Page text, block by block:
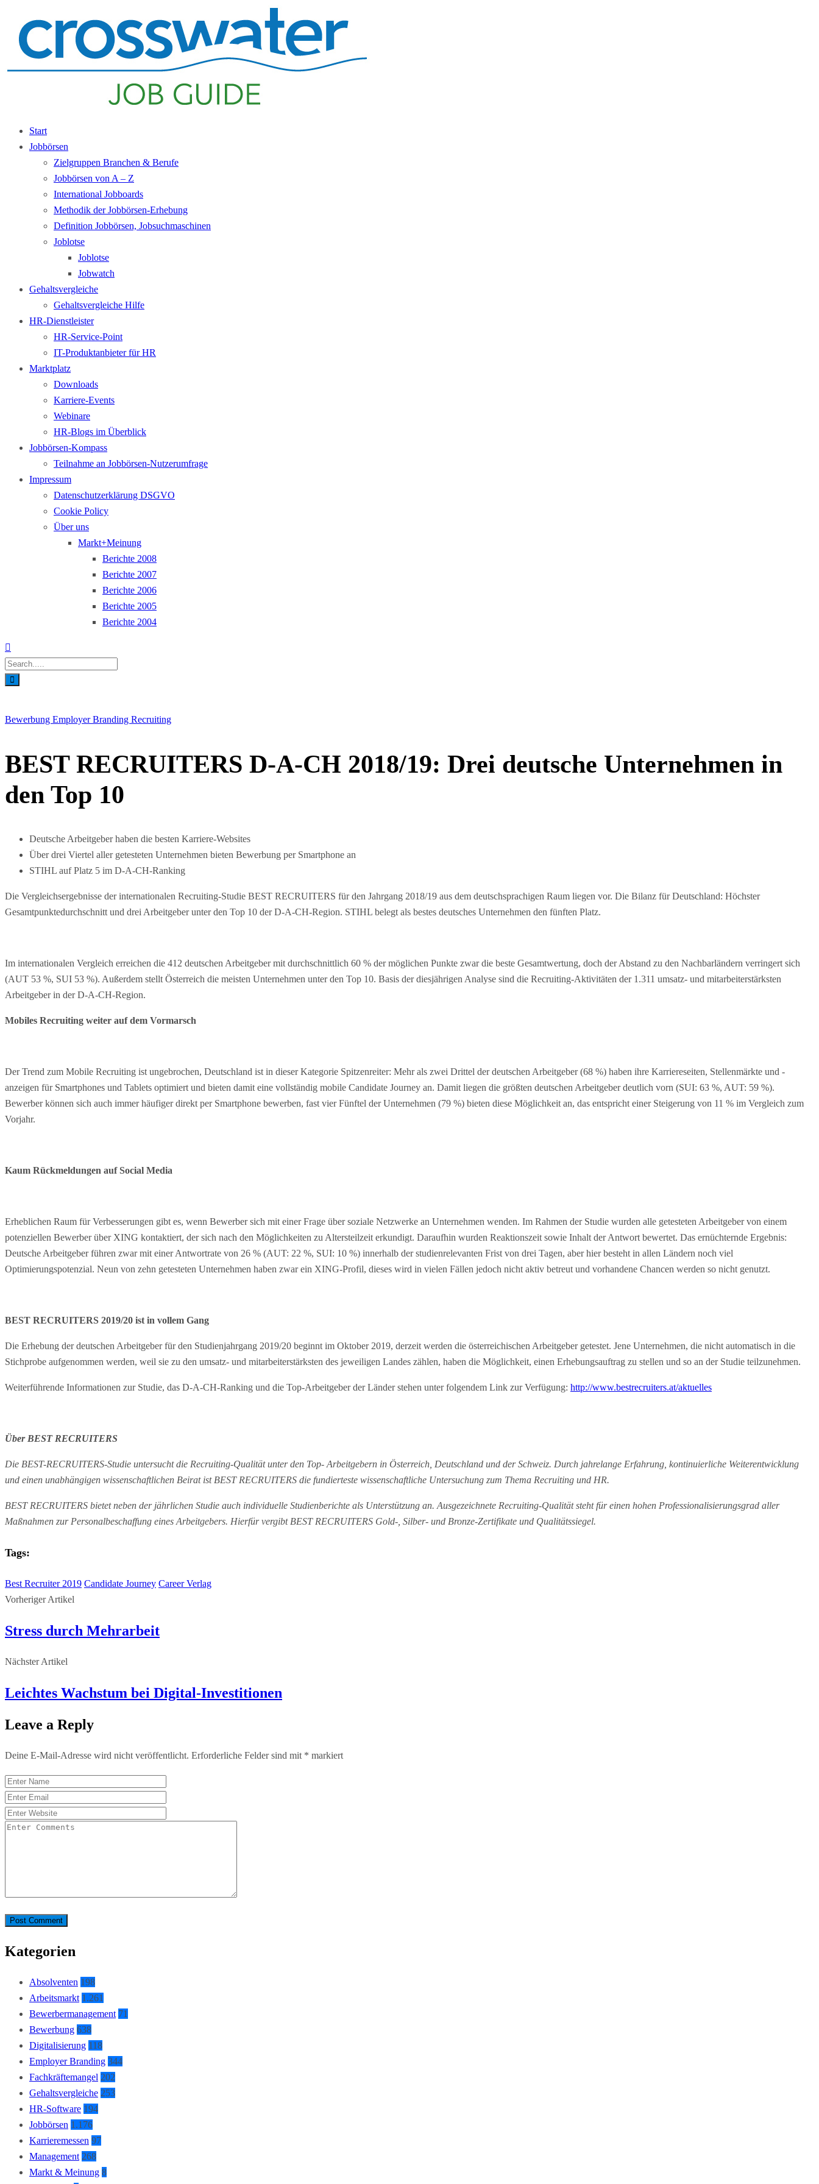
Start
Jobbörsen
Zielgruppen Branchen & Berufe
Jobbörsen von A – Z
International Jobboards
Methodik der Jobbörsen-Erhebung
Definition Jobbörsen, Jobsuchmaschinen
Joblotse
Joblotse
Jobwatch
Gehaltsvergleiche
Gehaltsvergleiche Hilfe
HR-Dienstleister
HR-Service-Point
IT-Produktanbieter für HR
Marktplatz
Downloads
Karriere-Events
Webinare
HR-Blogs im Überblick
Jobbörsen-Kompass
Teilnahme an Jobbörsen-Nutzerumfrage
Impressum
Datenschutzerklärung DSGVO
Cookie Policy
Über uns
Markt+Meinung
Berichte 2008
Berichte 2007
Berichte 2006
Berichte 2005
Berichte 2004
Bewerbung Employer Branding Recruiting
BEST RECRUITERS D-A-CH 2018/19: Drei deutsche Unternehmen in
den Top 10
Deutsche Arbeitgeber haben die besten Karriere-Websites
Über drei Viertel aller getesteten Unternehmen bieten Bewerbung per Smartphone an
STIHL auf Platz 5 im D-A-CH-Ranking
Die Vergleichsergebnisse der internationalen Recruiting-Studie BEST RECRUITERS für den Jahrgang 2018/19 aus dem deutschsprachigen Raum liegen vor. Die Bilanz für Deutschland: Höchster
Gesamtpunktedurchschnitt und drei Arbeitgeber unter den Top 10 der D-A-CH-Region. STIHL belegt als bestes deutsches Unternehmen den fünften Platz.
Im internationalen Vergleich erreichen die 412 deutschen Arbeitgeber mit durchschnittlich 60 % der möglichen Punkte zwar die beste Gesamtwertung, doch der Abstand zu den Nachbarländern verringert sich
(AUT 53 %, SUI 53 %). Außerdem stellt Österreich die meisten Unternehmen unter den Top 10. Basis der diesjährigen Analyse sind die Recruiting-Aktivitäten der 1.311 umsatz- und mitarbeiterstärksten
Arbeitgeber in der D-A-CH-Region.
Mobiles Recruiting weiter auf dem Vormarsch
Der Trend zum Mobile Recruiting ist ungebrochen, Deutschland ist in dieser Kategorie Spitzenreiter: Mehr als zwei Drittel der deutschen Arbeitgeber (68 %) haben ihre Karriereseiten, Stellenmärkte und -
anzeigen für Smartphones und Tablets optimiert und bieten damit eine vollständig mobile Candidate Journey an. Damit liegen die größten deutschen Arbeitgeber deutlich vorn (SUI: 63 %, AUT: 59 %).
Bewerber können sich auch immer häufiger direkt per Smartphone bewerben, fast vier Fünftel der Unternehmen (79 %) bieten diese Möglichkeit an, das entspricht einer Steigerung von 11 % im Vergleich zum
Vorjahr.
Kaum Rückmeldungen auf Social Media
Erheblichen Raum für Verbesserungen gibt es, wenn Bewerber sich mit einer Frage über soziale Netzwerke an Unternehmen wenden. Im Rahmen der Studie wurden alle getesteten Arbeitgeber von einem
potenziellen Bewerber über XING kontaktiert, der sich nach den Möglichkeiten zu Altersteilzeit erkundigt. Daraufhin wurden Reaktionszeit sowie Inhalt der Antwort bewertet. Das ernüchternde Ergebnis:
Deutsche Arbeitgeber führen zwar mit einer Antwortrate von 26 % (AUT: 22 %, SUI: 10 %) innerhalb der studienrelevanten Frist von drei Tagen, aber hier besteht in allen Ländern noch viel
Optimierungspotenzial. Neun von zehn getesteten Unternehmen haben zwar ein XING-Profil, dieses wird in vielen Fällen jedoch nicht aktiv betreut und vorhandene Chancen werden so nicht genutzt.
BEST RECRUITERS 2019/20 ist in vollem Gang
Die Erhebung der deutschen Arbeitgeber für den Studienjahrgang 2019/20 beginnt im Oktober 2019, derzeit werden die österreichischen Arbeitgeber getestet. Jene Unternehmen, die nicht automatisch in die
Stichprobe aufgenommen werden, weil sie zu den umsatz- und mitarbeiterstärksten des jeweiligen Landes zählen, haben die Möglichkeit, einen Erhebungsauftrag zu stellen und so an der Studie teilzunehmen.
Weiterführende Informationen zur Studie, das D-A-CH-Ranking und die Top-Arbeitgeber der Länder stehen unter folgendem Link zur Verfügung: http://www.bestrecruiters.at/aktuelles
Über BEST RECRUITERS
Die BEST-RECRUITERS-Studie untersucht die Recruiting-Qualität unter den Top- Arbeitgebern in Österreich, Deutschland und der Schweiz. Durch jahrelange Erfahrung, kontinuierliche Weiterentwicklung
und einen unabhängigen wissenschaftlichen Beirat ist BEST RECRUITERS die fundierteste wissenschaftliche Untersuchung zum Thema Recruiting und HR.
BEST RECRUITERS bietet neben der jährlichen Studie auch individuelle Studienberichte als Unterstützung an. Ausgezeichnete Recruiting-Qualität steht für einen hohen Professionalisierungsgrad aller
Maßnahmen zur Personalbeschaffung eines Arbeitgebers. Hierfür vergibt BEST RECRUITERS Gold-, Silber- und Bronze-Zertifikate und Qualitätssiegel.
Tags:
Best Recruiter 2019 Candidate Journey Career Verlag
Vorheriger Artikel
Stress durch Mehrarbeit
Nächster Artikel
Leichtes Wachstum bei Digital-Investitionen
Leave a Reply
Deine E-Mail-Adresse wird nicht veröffentlicht. Erforderliche Felder sind mit * markiert
Kategorien
Absolventen 198
Arbeitsmarkt 1.261
Bewerbermanagement 71
Bewerbung 638
Digitalisierung 118
Employer Branding 344
Fachkräftemangel 202
Gehaltsvergleiche 253
HR-Software 194
Jobbörsen 1.176
Karrieremessen 97
Management 268
Markt & Meinung 8